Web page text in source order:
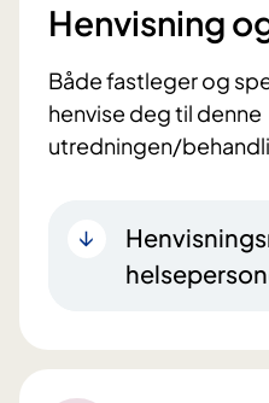
Henvisning
Både fastleger og
henvise deg til denne
utredningen/